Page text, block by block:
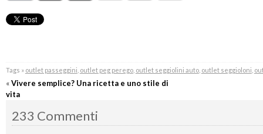
Tags » outlet passeggini outlet peg perego, outlet seggiolini auto, outlet seggioloni
«Vivere semplice? Una ricetta e uno stile di
vita
233 Commenti